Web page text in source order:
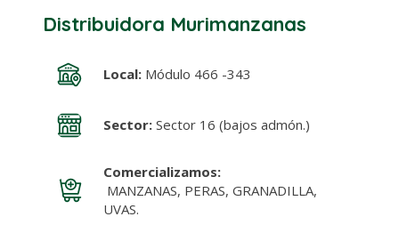
Distribuidora Murimanzanas
Local:Módulo 466 -343
Sector:Sector 16 (bajos admón.)
Comercializamos:
MANZANAS, PERAS, GRANADILLA,
UVAS.